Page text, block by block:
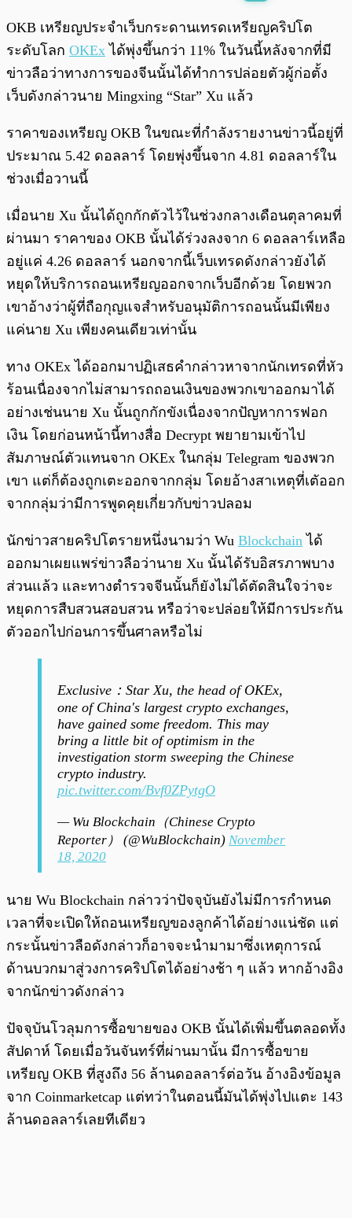
พร้อมเล่น 0:00/0:00
OKB เหรียญประจำเว็บกระดานเทรดเหรียญคริปโต
ระดับโลก OKEx ได้พุ่งขึ้นกว่า 11% ในวันนี้หลังจากที่มี
ข่าวลือว่าทางการของจีนนั้นได้ทำการปล่อยตัวผู้ก่อตั้ง
เว็บดังกล่าวนาย Mingxing “Star” Xu แล้ว
ราคาของเหรียญ OKB ในขณะที่กำลังรายงานข่าวนี้อยู่ที่
ประมาณ 5.42 ดอลลาร์ โดยพุ่งขึ้นจาก 4.81 ดอลลาร์ใน
ช่วงเมื่อวานนี้
เมื่อนาย Xu นั้นได้ถูกกักตัวไว้ในช่วงกลางเดือนตุลาคมที่
ผ่านมา ราคาของ OKB นั้นได้ร่วงลงจาก 6 ดอลลาร์เหลือ
อยู่แค่ 4.26 ดอลลาร์ นอกจากนี้เว็บเทรดดังกล่าวยังได้
หยุดให้บริการถอนเหรียญออกจากเว็บอีกด้วย โดยพวก
เขาอ้างว่าผู้ที่ถือกุญแจสำหรับอนุมัติการถอนนั้นมีเพียง
แค่นาย Xu เพียงคนเดียวเท่านั้น
ทาง OKEx ได้ออกมาปฏิเสธคำกล่าวหาจากนักเทรดที่หัว
ร้อนเนื่องจากไม่สามารถถอนเงินของพวกเขาออกมาได้
อย่างเช่นนาย Xu นั้นถูกกักขังเนื่องจากปัญหาการฟอก
เงิน โดยก่อนหน้านี้ทางสื่อ Decrypt พยายามเข้าไป
สัมภาษณ์ตัวแทนจาก OKEx ในกลุ่ม Telegram ของพวก
เขา แต่ก็ต้องถูกเตะออกจากกลุ่ม โดยอ้างสาเหตุที่เตัออก
จากกลุ่มว่ามีการพูดคุยเกี่ยวกับข่าวปลอม
นักข่าวสายคริปโตรายหนึ่งนามว่า Wu Blockchain ได้
ออกมาเผยแพร่ข่าวลือว่านาย Xu นั้นได้รับอิสรภาพบาง
ส่วนแล้ว และทางตำรวจจีนนั้นก็ยังไม่ได้ตัดสินใจว่าจะ
หยุดการสืบสวนสอบสวน หรือว่าจะปล่อยให้มีการประกัน
ตัวออกไปก่อนการขึ้นศาลหรือไม่
Exclusive：Star Xu, the head of OKEx,
one of China's largest crypto exchanges,
have gained some freedom. This may
bring a little bit of optimism in the
investigation storm sweeping the Chinese
crypto industry.
pic.twitter.com/Bvf0ZPytgO
— Wu Blockchain（Chinese Crypto
Reporter） (@WuBlockchain) November
18, 2020
นาย Wu Blockchain กล่าวว่าปัจจุบันยังไม่มีการกำหนด
เวลาที่จะเปิดให้ถอนเหรียญของลูกค้าได้อย่างแน่ชัด แต่
กระนั้นข่าวลือดังกล่าวก็อาจจะนำมามาซึ่งเหตุการณ์
ด้านบวกมาสู่วงการคริปโตได้อย่างช้า ๆ แล้ว หากอ้างอิง
จากนักข่าวดังกล่าว
ปัจจุบันโวลุมการซื้อขายของ OKB นั้นได้เพิ่มขึ้นตลอดทั้ง
สัปดาห์ โดยเมื่อวันจันทร์ที่ผ่านมานั้น มีการซื้อขาย
เหรียญ OKB ที่สูงถึง 56 ล้านดอลลาร์ต่อวัน อ้างอิงข้อมูล
จาก Coinmarketcap แต่ทว่าในตอนนี้มันได้พุ่งไปแตะ 143
ล้านดอลลาร์เลยทีเดียว